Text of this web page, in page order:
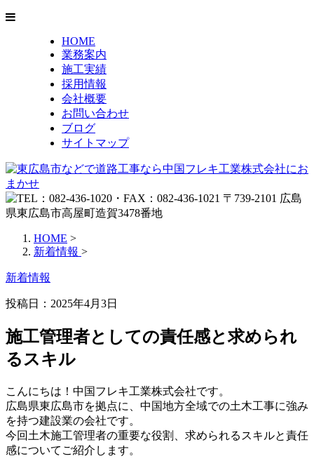
HOME
業務案内
施工実績
採用情報
会社概要
お問い合わせ
ブログ
サイトマップ
HOME >
新着情報 >
新着情報
投稿日：2025年4月3日
施工管理者としての責任感と求められ
るスキル
こんにちは！中国フレキ工業株式会社です。
広島県東広島市を拠点に、中国地方全域での土木工事に強み
を持つ建設業の会社です。
今回土木施工管理者の重要な役割、求められるスキルと責任
感についてご紹介します。